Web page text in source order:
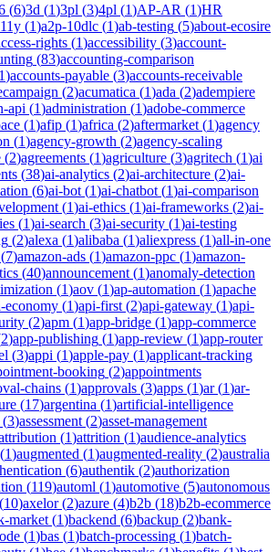
(6)3d (1)3pl (3)4pl (1)AP-AR (1)HR
(1)a2p-10dlc (1)ab-testing (5)about-ecosire
rights (1)accessibility (3)account-
(83)accounting-comparison
1)accounts-payable (3)accounts-receivable
(2)acumatica (1)ada (2)adempiere
api (1)administration (1)adobe-commerce
(1)afip (1)africa (2)aftermarket (1)agency
(1)agency-growth (2)agency-scaling
(2)agreements (1)agriculture (3)agritech (1)ai
(38)ai-analytics (2)ai-architecture (2)ai-
(6)ai-bot (1)ai-chatbot (1)ai-comparison
(1)ai-ethics (1)ai-frameworks (2)ai-
(1)ai-search (3)ai-security (1)ai-testing
(2)alexa (1)alibaba (1)aliexpress (1)all-in-one
(7)amazon-ads (1)amazon-ppc (1)amazon-
(40)announcement (1)anomaly-detection
(1)aov (1)ap-automation (1)apache
economy (1)api-first (2)api-gateway (1)api-
(2)apm (1)app-bridge (1)app-commerce
2)app-publishing (1)app-review (1)app-router
(3)appi (1)apple-pay (1)applicant-tracking
booking (2)appointments
chains (1)approvals (3)apps (1)ar(1)ar-
(17)argentina (1)artificial-intelligence
(3)assessment (2)asset-management
(1)attrition (1)audience-analytics
(1)augmented (1)augmented-reality (2)australia
(6)authentik (2)authorization
(119)automl (1)automotive (5)autonomous
(10)axelor(2)azure (4)b2b (18)b2b-ecommerce
market (1)backend (6)backup (2)bank-
(1)bas (1)batch-processing (1)batch-